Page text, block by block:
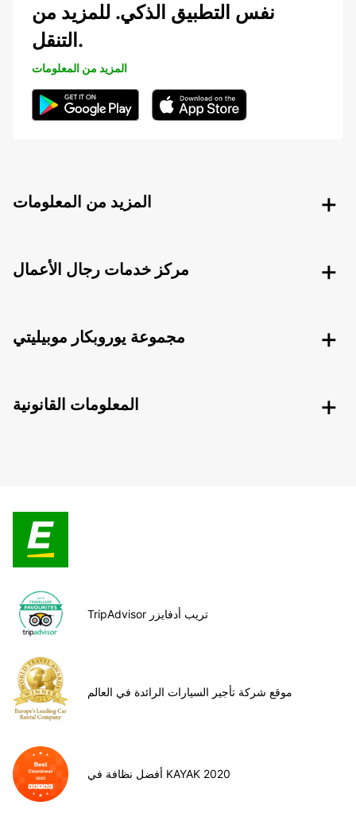
نفس التطبيق الذكي. للمزيد من
التنقل.
المزيد من المعلومات
المزيد من المعلومات
مركز خدمات رجال الأعمال
مجموعة يوروبكار موبيليتي
المعلومات القانونية
TripAdvisor تريب أدفايزر
موقع شركة تأجير السيارات الرائدة في العالم
أفضل نظافة في KAYAK 2020